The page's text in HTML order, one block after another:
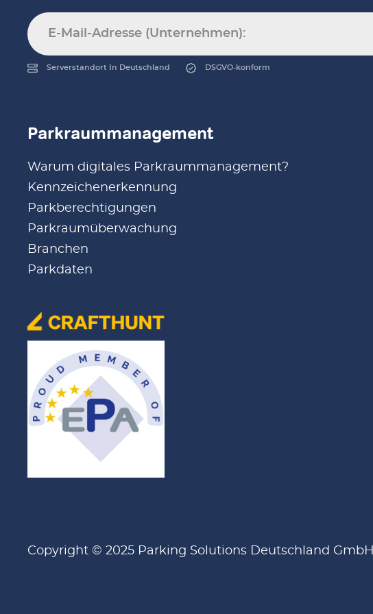
Serverstandort In Deutschland DSGVO-konform
Parkraummanagement
Warum digitales Parkraummanagement?
Kennzeichenerkennung
Parkberechtigungen
Parkraumüberwachung
Branchen
Parkdaten
Copyright © 2025 Parking Solutions Deutschland GmbH